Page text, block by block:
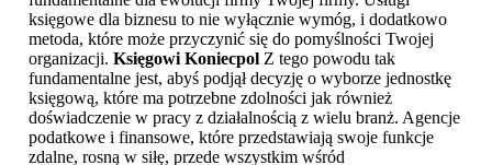
księgowe dla biznesu to nie wyłącznie wymóg, i dodatkowo
metoda, które może przyczynić się do pomyślności Twojej
organizacji. Księgowi Koniecpol Z tego powodu tak
fundamentalne jest, abyś podjął decyzję o wyborze jednostkę
księgową, które ma potrzebne zdolności jak również
doświadczenie w pracy z działalnością z wielu branż. Agencje
podatkowe i finansowe, które przedstawiają swoje funkcje
zdalne, rosną w siłę, przede wszystkim wśród